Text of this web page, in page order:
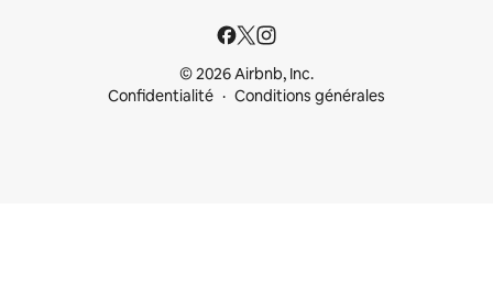
© 2026 Airbnb, Inc.
Confidentialité
Conditions générales